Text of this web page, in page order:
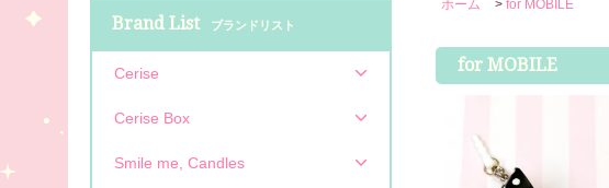
ホーム > for MOBILE
for MOBILE
Brand List ブランドリスト
Cerise
Cerise Box
Smile me, Candles